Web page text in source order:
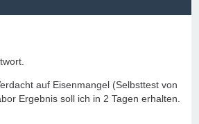
auf Eisenmangel (Selbsttest von
Ergebnis soll ich in 2 Tagen erhalten.